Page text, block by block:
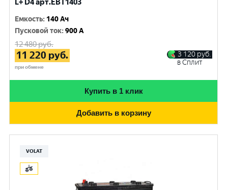
L+ D4 арт.EBT1403
Емкость: 140 Ач
Пусковой ток:900 A
12 480руб.
11 220 руб.
при обмене
3 120 руб.
в Сплит
Купить в 1 клик
Добавить в корзину
VOLAT